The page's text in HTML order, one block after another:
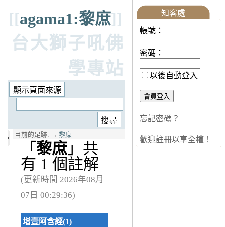
[[agama1:黎庶]]
台大獅子吼佛
學專站
目前的足跡: → 黎庶
「 黎庶 」共
有 1 個註解
(更新時間 2026年08月
07日 00:29:36)
增壹阿含經(1)
知客處
帳號：
密碼：
以後自動登入
忘記密碼？
歡迎註冊以享全權！